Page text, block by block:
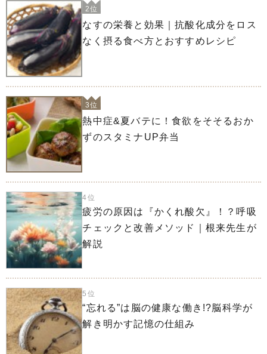
2位
なすの栄養と効果｜抗酸化成分をロス
なく摂る食べ方とおすすめレシピ
3位
熱中症&夏バテに！食欲をそそるおか
ずのスタミナUP弁当
4位
疲労の原因は『かくれ酸欠』！？呼吸
チェックと改善メソッド｜根来先生が
解説
5位
“忘れる”は脳の健康な働き!?脳科学が
解き明かす記憶の仕組み